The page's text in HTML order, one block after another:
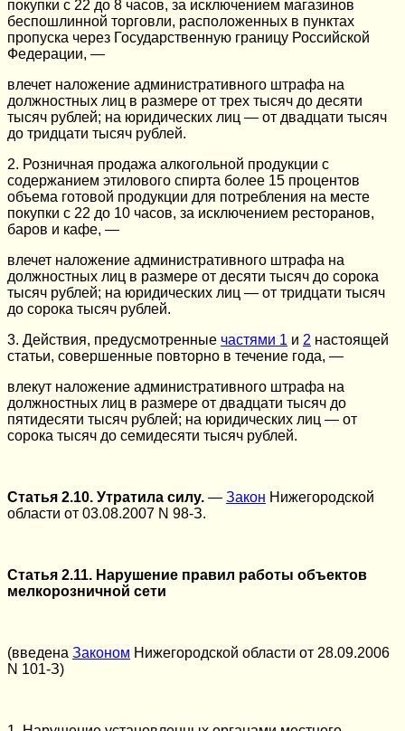
покупки с 22 до 8 часов, за исключением магазинов
беспошлинной торговли, расположенных в пунктах
пропуска через Государственную границу Российской
Федерации, —
влечет наложение административного штрафа на
должностных лиц в размере от трех тысяч до десяти
тысяч рублей; на юридических лиц — от двадцати тысяч
до тридцати тысяч рублей.
2. Розничная продажа алкогольной продукции с
содержанием этилового спирта более 15 процентов
объема готовой продукции для потребления на месте
покупки с 22 до 10 часов, за исключением ресторанов,
баров и кафе, —
влечет наложение административного штрафа на
должностных лиц в размере от десяти тысяч до сорока
тысяч рублей; на юридических лиц — от тридцати тысяч
до сорока тысяч рублей.
3. Действия, предусмотренные частями 1 и 2 настоящей
статьи, совершенные повторно в течение года, —
влекут наложение административного штрафа на
должностных лиц в размере от двадцати тысяч до
пятидесяти тысяч рублей; на юридических лиц — от
сорока тысяч до семидесяти тысяч рублей.
Статья 2.10. Утратила силу. — Закон Нижегородской
области от 03.08.2007 N 98-З.
Статья 2.11. Нарушение правил работы объектов
мелкорозничной сети
(введена Законом Нижегородской области от 28.09.2006
N 101-З)